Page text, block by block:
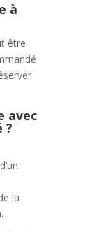
à
être
avec
?
la